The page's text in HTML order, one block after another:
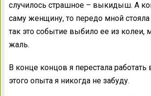
случилось страшное – выкидыш. А
саму женщину, то передо мной стояла
так это событие выбило ее из колеи,
жаль.
В конце концов я перестала
этого опыта я никогда не забуду.